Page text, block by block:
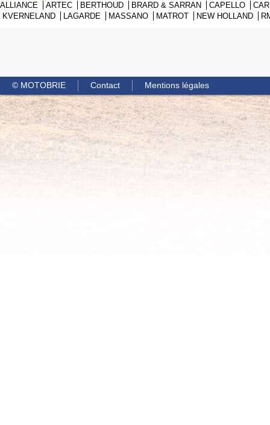
ALLIANCE ARTEC BERTHOUD BRARD & SARRAN CAPELLO
KVERNELAND
LAGARDE MASSANO MATROT NEW HOLLAND
© MOTOBRIE Contact Mentions légales